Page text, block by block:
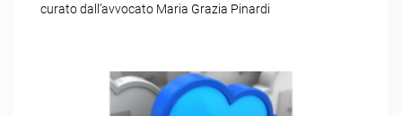
curato dall’avvocato Maria Grazia Pinardi